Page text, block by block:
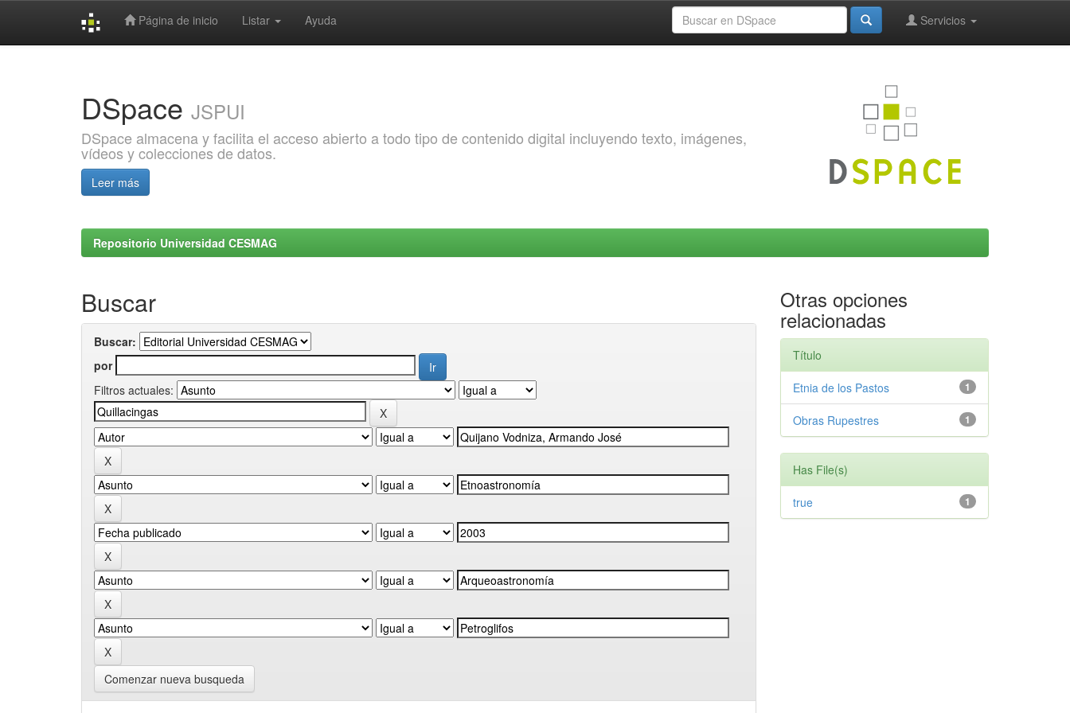
Página de inicio Listar Ayuda Servicios
DSpace JSPUI
DSpace almacena y facilita el acceso abierto a todo tipo de contenido digital incluyendo texto, imágenes,
vídeos y colecciones de datos.
Leer más
Repositorio Universidad CESMAG
Buscar
Buscar:
por
Filtros actuales:
Comenzar nueva busqueda
Otras opciones
relacionadas
Título
1
Etnia de los Pastos
1
Obras Rupestres
Has File(s)
1
true